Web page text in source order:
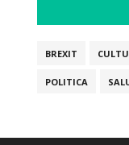
BREXIT
POLITICA